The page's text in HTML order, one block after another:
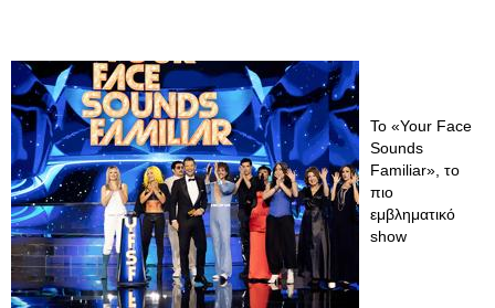
Το «Your Face
Sounds
Familiar», το
πιο
εμβληματικό
show